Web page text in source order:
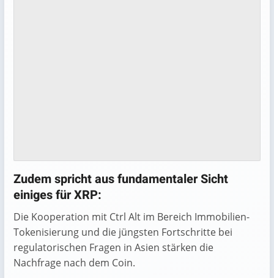
Zudem spricht aus fundamentaler Sicht
einiges für XRP:
Die Kooperation mit Ctrl Alt im Bereich Immobilien-
Tokenisierung und die jüngsten Fortschritte bei
regulatorischen Fragen in Asien stärken die
Nachfrage nach dem Coin.